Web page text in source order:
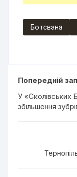
Ботсвана
Попередній
У «Сколівських
збільшення